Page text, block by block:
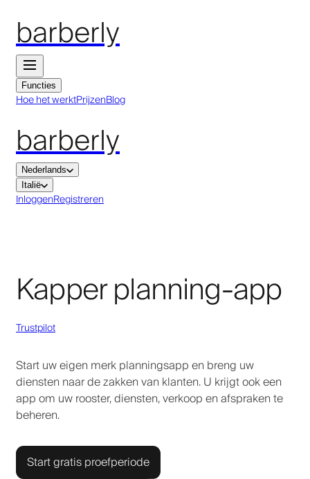
barberly
Functies
Hoe het werktPrijzenBlog
barberly
Nederlands
Italië
InloggenRegistreren
Kapper planning-app
Trustpilot
Start uw eigen merk planningsapp en breng uw
diensten naar de zakken van klanten. U krijgt ook een
app om uw rooster, diensten, verkoop en afspraken te
beheren.
Start gratis proefperiode